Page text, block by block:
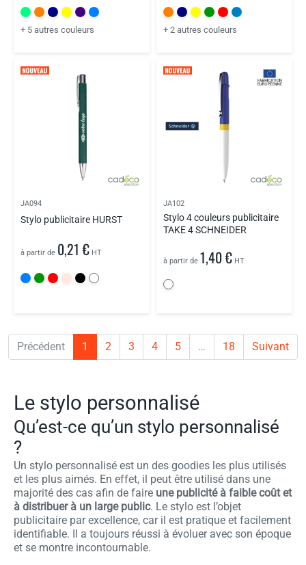
+ 5 autres couleurs + 2 autres couleurs
JA094
Stylo publicitaire HURST
à partir de 0,21 € HT
JA102
Stylo 4 couleurs publicitaire
TAKE 4 SCHNEIDER
à partir de 1,40 € HT
Précédent 1 2 3 4 5 … 18 Suivant
Le stylo personnalisé
Qu’est-ce qu’un stylo personnalisé
?
Un stylo personnalisé est un des goodies les plus utilisés
et les plus aimés. En effet, il peut être utilisé dans une
majorité des cas afin de faire une publicité à faible coût et
à distribuer à un large public. Le stylo est l’objet
publicitaire par excellence, car il est pratique et facilement
identifiable. Il a toujours réussi à évoluer avec son époque
et se montre incontournable.